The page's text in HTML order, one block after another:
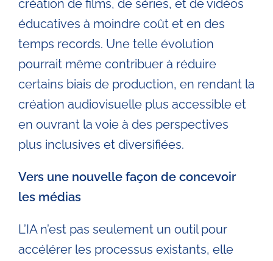
création de films, de séries, et de vidéos
éducatives à moindre coût et en des
temps records. Une telle évolution
pourrait même contribuer à réduire
certains biais de production, en rendant la
création audiovisuelle plus accessible et
en ouvrant la voie à des perspectives
plus inclusives et diversifiées.
Vers une nouvelle façon de concevoir
les médias
L’IA n’est pas seulement un outil pour
accélérer les processus existants, elle